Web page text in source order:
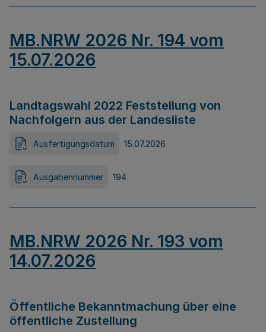
MB.NRW 2026 Nr. 194 vom
15.07.2026
Landtagswahl 2022 Feststellung von
Nachfolgern aus der Landesliste
Ausfertigungsdatum 15.07.2026
Ausgabennummer 194
MB.NRW 2026 Nr. 193 vom
14.07.2026
Öffentliche Bekanntmachung über eine
öffentliche Zustellung